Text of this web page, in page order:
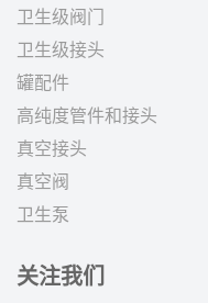
卫生级阀门
卫生级接头
罐配件
高纯度管件和接头
真空接头
真空阀
卫生泵
关注我们